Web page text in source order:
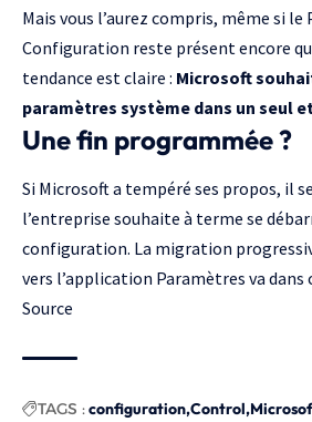
Mais vous l’aurez compris, même si le
Configuration reste présent encore
tendance est claire : Microsoft
paramètres système dans un seul
Une fin programmée ?
Si Microsoft a tempéré ses propos, il
l’entreprise souhaite à terme se
configuration. La migration
vers l’application Paramètres va dans
Source
TAGS :configuration Control